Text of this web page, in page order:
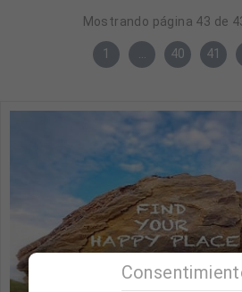
Mostrando página 43 de
1 40 41